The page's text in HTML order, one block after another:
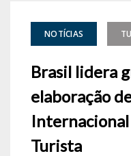
NOTÍCIAS
Brasil lidera
elaboração
Turista